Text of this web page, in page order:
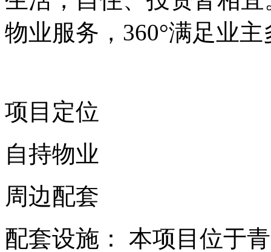
物业服务，360°满足业
项目定位
自持物业
周边配套
配套设施： 本项目位于